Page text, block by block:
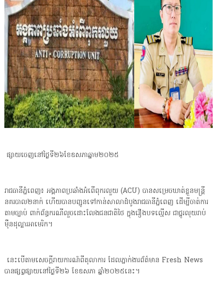
ផ្សាយចេញនៅថ្ងៃទី២៦ខែឧសភាឆ្នាម២០២៥
រាជធានីភ្នំពេញ៖ អង្គភាពប្រឆាំងអំពើពុករលួយ (ACU) បានសម្រេចឃាត់ខ្លួនមន្រ្តី
នគរបាល២នាក់ ហើយបានបញ្ជូនទៅកាន់សាលាដំបូងរាជធានីភ្នំពេញ ដើម្បីចាត់ការ
តាមច្បាប់ ពាក់ព័ន្ធករណីលួចដោះលែងជនជាតិថៃ ក្នុងរឿងបទល្មើស ជាថ្នូរលុយរាប់
ម៉ឺនដុល្លារអាមេរិក។
នេះបើតាមសេចក្តីរាយការណ៍ពីតុលាការ ដែលភ្នាក់ងារព័ត៌មាន Fresh News
បានផ្សព្វផ្សាយនៅថ្ងៃទី២៦ ខែឧសភា ឆ្នាំ២០២៥នេះ។